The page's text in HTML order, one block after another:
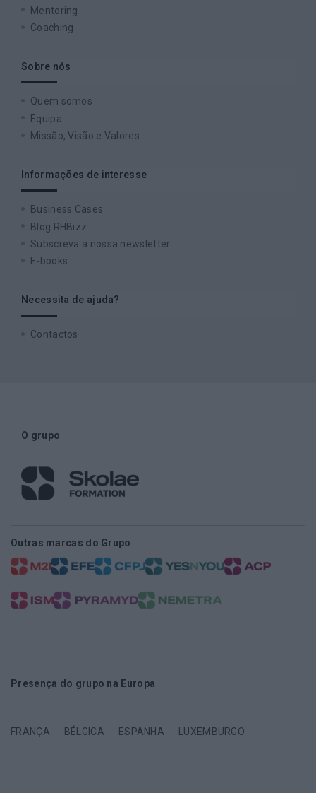
Mentoring
Coaching
Sobre nós
Quem somos
Equipa
Missão, Visão e Valores
Informações de interesse
Business Cases
Blog RHBizz
Subscreva a nossa newsletter
E-books
Necessita de ajuda?
Contactos
O grupo
Outras marcas do Grupo
Presença do grupo na Europa
FRANÇA BÉLGICA ESPANHA LUXEMBURGO